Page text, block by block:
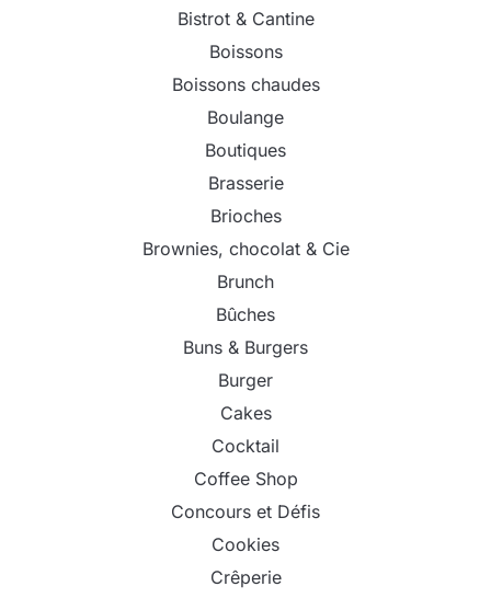
Bistrot & Cantine
Boissons
Boissons chaudes
Boulange
Boutiques
Brasserie
Brioches
Brownies, chocolat & Cie
Brunch
Bûches
Buns & Burgers
Burger
Cakes
Cocktail
Coffee Shop
Concours et Défis
Cookies
Crêperie